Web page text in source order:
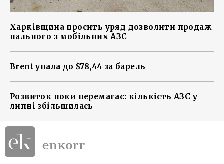
Харківщина просить уряд дозволити продаж
пального з мобільних АЗС
Brent упала до $78,44 за барель
Розвиток поки перемагає: кількість АЗС у
липні збільшилась